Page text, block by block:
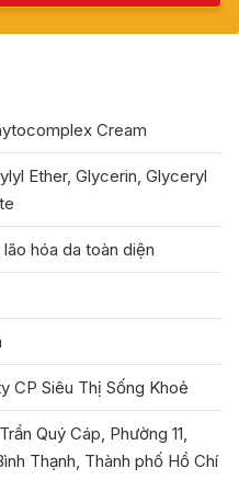
Cream
Ether, Glycerin, Glyceryl
hóa da toàn diện
CP Siêu Thị Sống Khoẻ
Quý Cáp, Phường 11,
Thạnh, Thành phố Hồ Chí